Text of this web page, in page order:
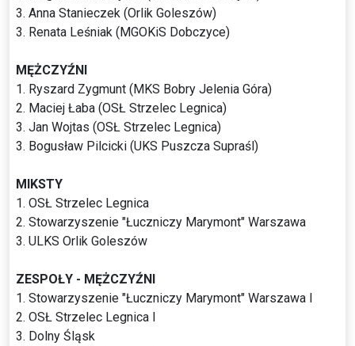
3. Anna Stanieczek (Orlik Goleszów)
3. Renata Leśniak (MGOKiS Dobczyce)
MĘŻCZYŹNI
1. Ryszard Zygmunt (MKS Bobry Jelenia Góra)
2. Maciej Łaba (OSŁ Strzelec Legnica)
3. Jan Wojtas (OSŁ Strzelec Legnica)
3. Bogusław Pilcicki (UKS Puszcza Supraśl)
MIKSTY
1. OSŁ Strzelec Legnica
2. Stowarzyszenie "Łuczniczy Marymont" Warszawa
3. ULKS Orlik Goleszów
ZESPOŁY - MĘŻCZYŹNI
1. Stowarzyszenie "Łuczniczy Marymont" Warszawa I
2. OSŁ Strzelec Legnica I
3. Dolny Śląsk